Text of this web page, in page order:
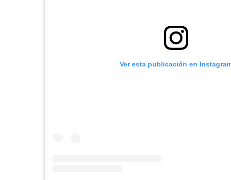
Ver esta publicación en